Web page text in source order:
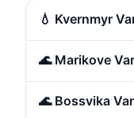
💧 Kvernmyr
🌊 Marikove
🌊 Bossvika